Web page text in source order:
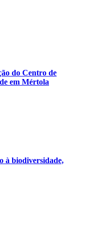
do Centro de
em Mértola
à biodiversidade,